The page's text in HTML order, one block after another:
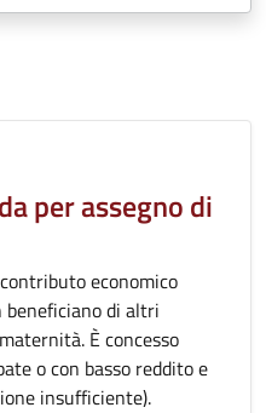
per assegno di
economico
di altri
È concesso
o con basso reddito e
insufficiente).